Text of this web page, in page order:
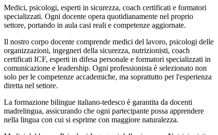
Medici, psicologi, esperti in sicurezza, coach certificati e formatori
specializzati. Ogni docente opera quotidianamente nel proprio
settore, portando in aula casi reali e competenze aggiornate.
Il nostro corpo docente comprende medici del lavoro, psicologi delle
organizzazioni, ingegneri della sicurezza, nutrizionisti, coach
certificati ICF, esperti in difesa personale e formatori specializzati in
comunicazione e leadership. Ogni professionista è selezionato non
solo per le competenze accademiche, ma soprattutto per l'esperienza
diretta nel settore.
La formazione bilingue italiano-tedesco è garantita da docenti
madrelingua, assicurando che ogni partecipante possa apprendere
nella lingua con cui si esprime con maggiore naturalezza.